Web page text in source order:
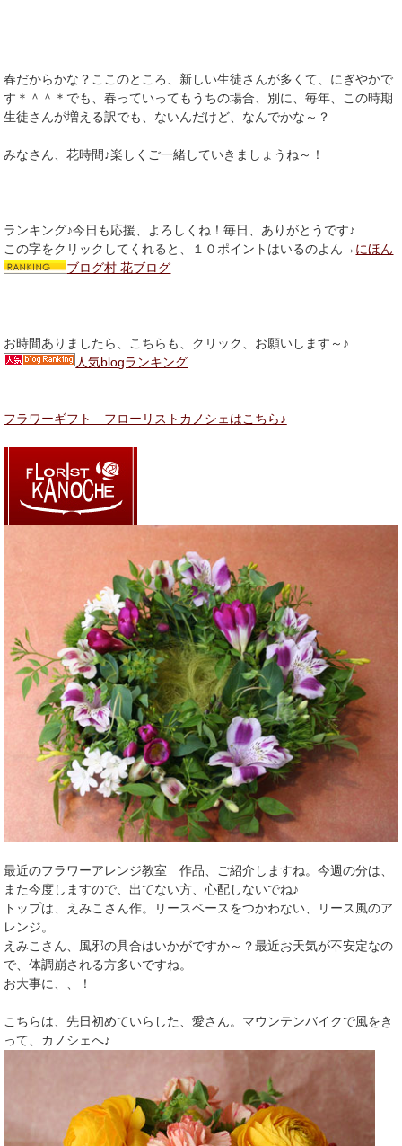
春だからかな？ここのところ、新しい生徒さんが多くて、にぎやかで
す＊＾＾＊でも、春っていってもうちの場合、別に、毎年、この時期
生徒さんが増える訳でも、ないんだけど、なんでかな～？
みなさん、花時間♪楽しくご一緒していきましょうね～！
ランキング♪今日も応援、よろしくね！毎日、ありがとうです♪
この字をクリックしてくれると、１０ポイントはいるのよん→ にほん
ブログ村 花ブログ
お時間ありましたら、こちらも、クリック、お願いします～♪
人気blogランキング
フラワーギフト フローリストカノシェはこちら♪
最近のフラワーアレンジ教室 作品、ご紹介しますね。今週の分は、
また今度しますので、出てない方、心配しないでね♪
トップは、えみこさん作。リースベースをつかわない、リース風のア
レンジ。
えみこさん、風邪の具合はいかがですか～？最近お天気が不安定なの
で、体調崩される方多いですね。
お大事に、、！
こちらは、先日初めていらした、愛さん。マウンテンバイクで風をき
って、カノシェへ♪